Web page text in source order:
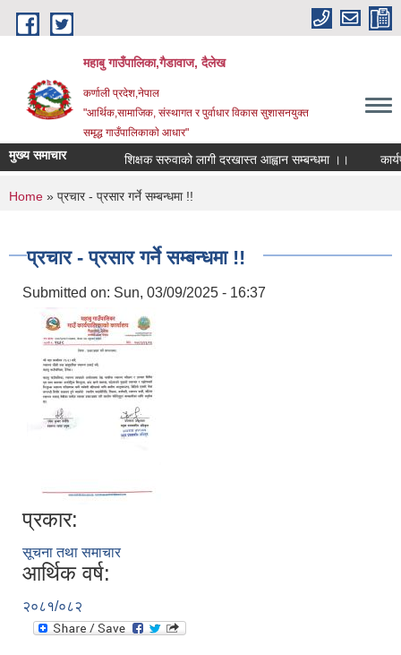
Skip to main content
महाबु गाउँपालिका,गैडावाज, दैलेख
कर्णाली प्रदेश,नेपाल
"आर्थिक,सामाजिक, संस्थागत र पुर्वाधार विकास सुशासनयुक्त
समृद्ध गाउँपालिकाकाे आधार"
मुख्य समाचार शिक्षक सरुवाको लागी दरखास्त आह्वान सम्बन्धमा ।।
You are here
Home » प्रचार - प्रसार गर्ने सम्बन्धमा !!
प्रचार - प्रसार गर्ने सम्बन्धमा !!
Submitted on: Sun, 03/09/2025 - 16:37
प्रकार:
सूचना तथा समाचार
आर्थिक वर्ष:
२०८१/०८२